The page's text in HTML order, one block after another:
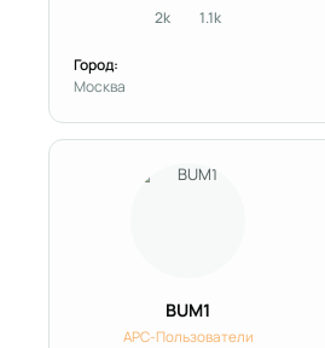
2kсообщения
1.1kРепутация
Город:
Москва
BUM1
APC-Пользователи